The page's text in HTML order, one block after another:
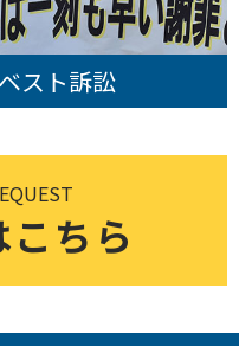
スト訴訟
ちら